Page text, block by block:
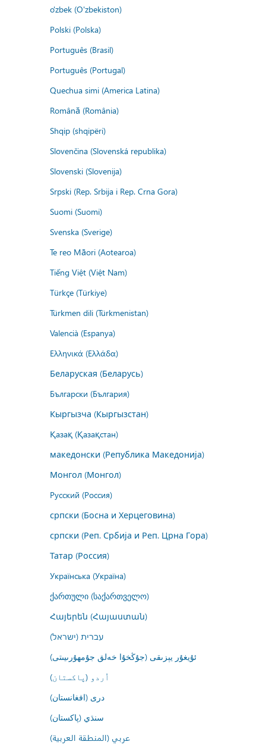
o'zbek (O'zbekiston)
Polski (Polska)
Português (Brasil)
Português (Portugal)
Quechua simi (America Latina)
Română (România)
Shqip (shqipëri)
Slovenčina (Slovenská republika)
Slovenski (Slovenija)
Srpski (Rep. Srbija i Rep. Crna Gora)
Suomi (Suomi)
Svenska (Sverige)
Te reo Māori (Aotearoa)
Tiếng Việt (Việt Nam)
Türkçe (Türkiye)
Türkmen dili (Türkmenistan)
Valencià (Espanya)
Ελληνικά (Ελλάδα)
Беларуская (Беларусь)
Български (България)
Кыргызча (Кыргызстан)
Қазақ (Қазақстан)
македонски (Република Македонија)
Монгол (Монгол)
Русский (Россия)
српски (Босна и Херцеговина)
српски (Реп. Србија и Реп. Црна Гора)
Татар (Россия)
Українська (Україна)
ქართული (საქართველო)
Հայերեն (Հայաստան)
עברית (ישראל)
ئۇيغۇر يېزىقى (جۇڭخۇا خەلق جۇمھۇرىيىتى)
اُردو (پاکستان)
درى (افغانستان)
سنڌي (پاکستان)
عربي (المنطقة العربية)